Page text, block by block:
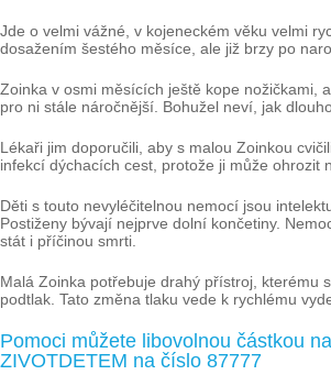
Jde o velmi vážné, v kojeneckém věku velmi
dosažením šestého měsíce, ale již brzy po
Zoinka v osmi měsících ještě kope nožičkami,
pro ni stále náročnější. Bohužel neví, jak
Lékaři jim doporučili, aby s malou Zoinkou
infekcí dýchacích cest, protože ji může ohrozit
Děti s touto nevyléčitelnou nemocí jsou
Postiženy bývají nejprve dolní končetiny.
stát i příčinou smrti.
Malá Zoinka potřebuje drahý přístroj, kterému
podtlak. Tato změna tlaku vede k rychlému
Pomoci můžete libovolnou částkou
ZIVOTDETEM na číslo 87777